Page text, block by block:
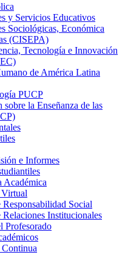
y Servicios Educativos
Sociológicas, Económica
(CISEPA)
Tecnología e Innovación
de América Latina
PUCP
la Enseñanza de las
e Informes
Académica
Social
Institucionales
Profesorado